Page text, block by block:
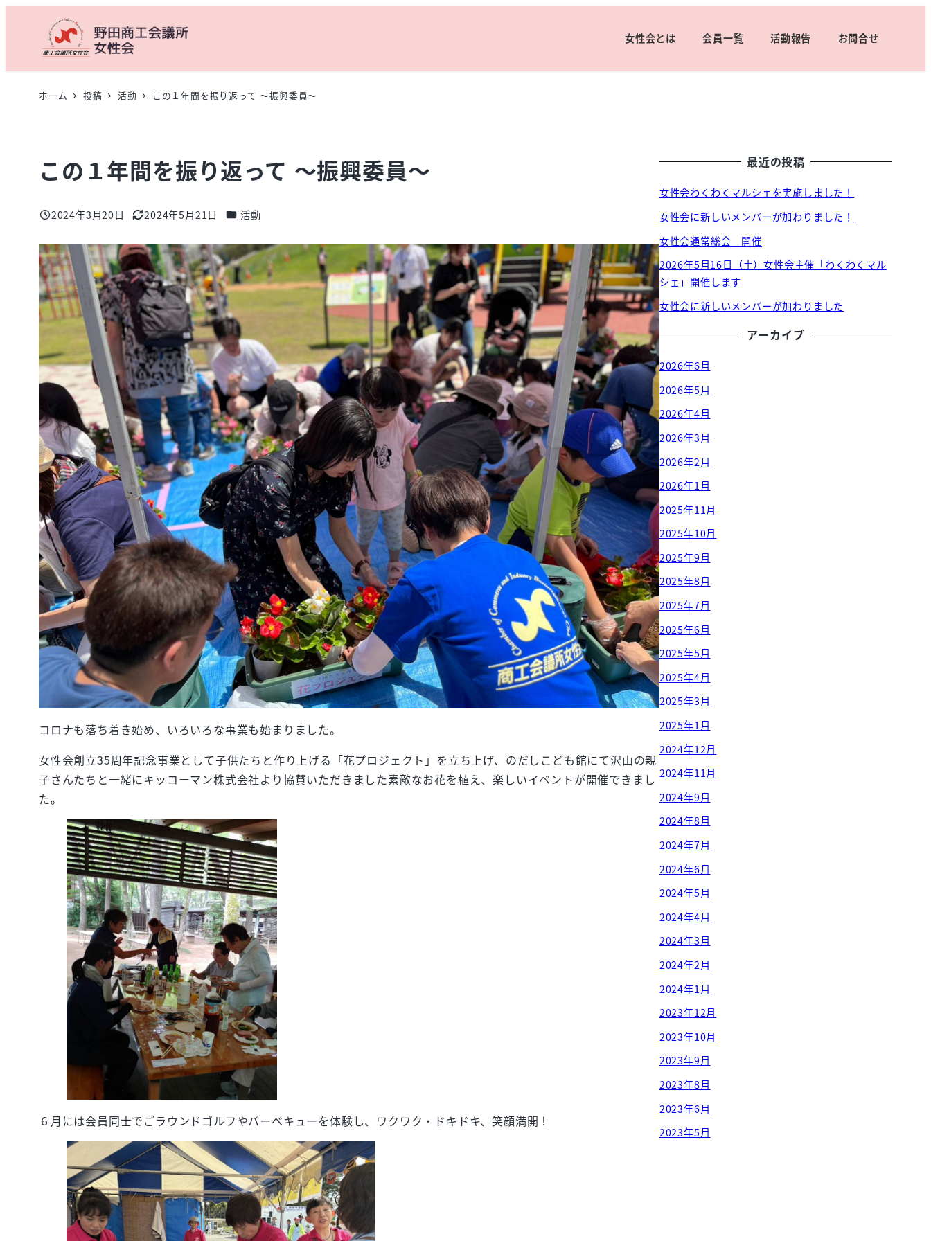
コ
女性会とは 会員一覧 活動報告 お問合せ
ホーム 投稿 活動 この１年間を振り返って ～振興委員～
この１年間を振り返って ～振興委員～
投稿日
2024年3月20日
更新日
2024年5月21日 カテゴリー
活動
コロナも落ち着き始め、いろいろな事業も始まりました。
女性会創立35周年記念事業として子供たちと作り上げる「花プロジェクト」を立ち上げ、のだしこども館にて沢山の親
子さんたちと一緒にキッコーマン株式会社より協賛いただきました素敵なお花を植え、楽しいイベントが開催できまし
た。
６月には会員同士でごラウンドゴルフやバーベキューを体験し、ワクワク・ドキドキ、笑顔満開！
最近の投稿
女性会わくわくマルシェを実施しました！
女性会に新しいメンバーが加わりました！
女性会通常総会 開催
2026年5月16日（土）女性会主催「わくわくマル
シェ」開催します
女性会に新しいメンバーが加わりました
アーカイブ
2026年6月
2026年5月
2026年4月
2026年3月
2026年2月
2026年1月
2025年11月
2025年10月
2025年9月
2025年8月
2025年7月
2025年6月
2025年5月
2025年4月
2025年3月
2025年1月
2024年12月
2024年11月
2024年9月
2024年8月
2024年7月
2024年6月
2024年5月
2024年4月
2024年3月
2024年2月
2024年1月
2023年12月
2023年10月
2023年9月
2023年8月
2023年6月
2023年5月